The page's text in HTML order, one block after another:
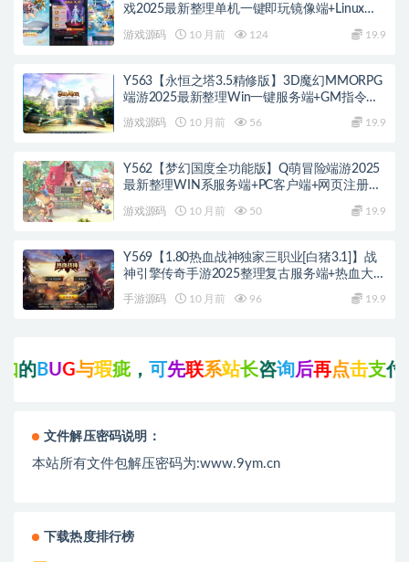
戏2025最新整理单机一键即玩镜像端+Linux手
游戏源码 10 月前 124 19.9
Y563【永恒之塔3.5精修版】3D魔幻MMORPG
端游2025最新整理Win一键服务端+GM指令
游戏源码 10 月前 56 19.9
Y562【梦幻国度全功能版】Q萌冒险端游2025
最新整理WIN系服务端+PC客户端+网页注册
游戏源码 10 月前 50 19.9
Y569【1.80热血战神独家三职业[白猪3.1]】战
神引擎传奇手游2025整理复古服务端+热血大陆
+蛮荒大陆+黄金大陆
手游源码 10 月前 96 19.9
与瑕疵，可先联系站长咨询后再点击支付下载!
文件解压密码说明：
本站所有文件包解压密码为:www.9ym.cn
下载热度排行榜